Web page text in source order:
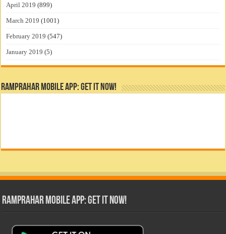
April 2019 (899)
March 2019 (1001)
February 2019 (547)
January 2019 (5)
RamPrahar Mobile App: Get it Now!
RamPrahar Mobile App: Get it Now!